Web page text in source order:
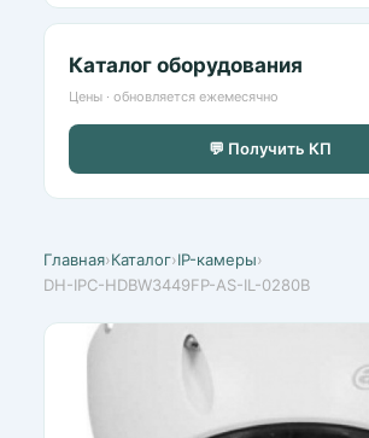
Каталог оборудования
Цены · обновляется ежемесячно
💬 Получить КП
Главная›Каталог›IP-камеры›
DH-IPC-HDBW3449FP-AS-IL-0280B